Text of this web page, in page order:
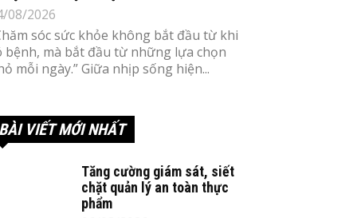
08/2026
sóc sức khỏe không bắt đầu từ khi
bệnh, mà bắt đầu từ những lựa chọn
mỗi ngày.” Giữa nhịp sống hiện...
BÀI VIẾT MỚI NHẤT
Tăng cường giám sát, siết
chặt quản lý an toàn thực
phẩm